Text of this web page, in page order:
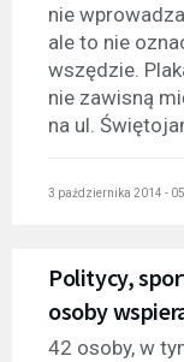
nie
ale to nie
wszędzie.
nie zawisną
na ul.
3 października 2014 -
Politycy,
osoby
42 osoby, w